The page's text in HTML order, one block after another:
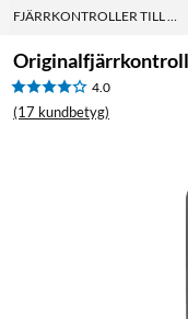
FJÄRRKONTROLLER TILL
Originalfjärrkontroll
4.0
(17 kundbetyg)